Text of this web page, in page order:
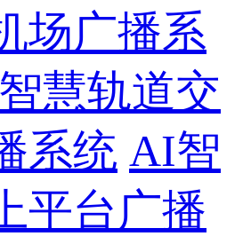
场广播系
慧轨道交
系统 AI智
平台广播